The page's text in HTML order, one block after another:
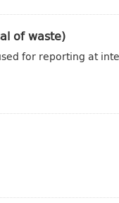
of waste)
for reporting at